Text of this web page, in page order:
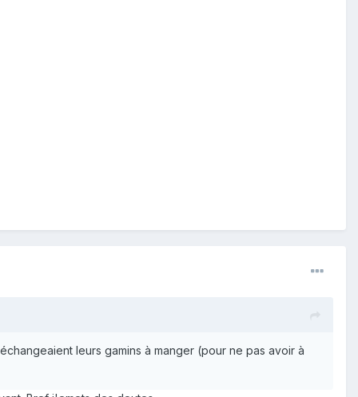
leurs gamins à manger (pour ne pas avoir à